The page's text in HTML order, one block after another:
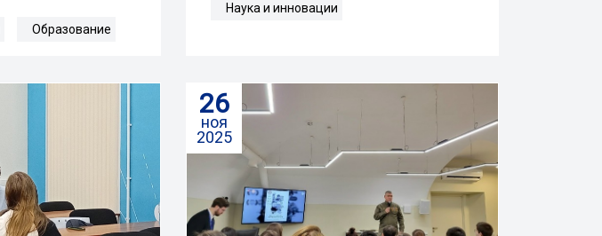
Образование
Наука и инновации
26
ноя
2025